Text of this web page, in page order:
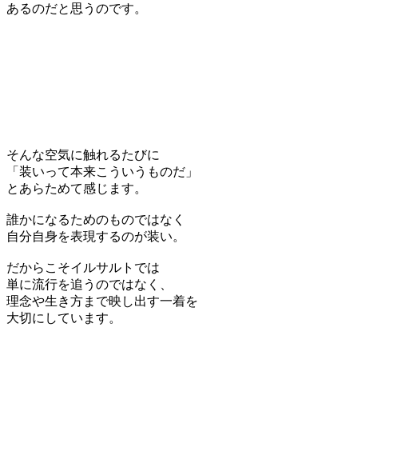
あるのだと思うのです。
そんな空気に触れるたびに
「装いって本来こういうものだ」
とあらためて感じます。
誰かになるためのものではなく
自分自身を表現するのが装い。
だからこそイルサルトでは
単に流行を追うのではなく、
理念や生き方まで映し出す一着を
大切にしています。